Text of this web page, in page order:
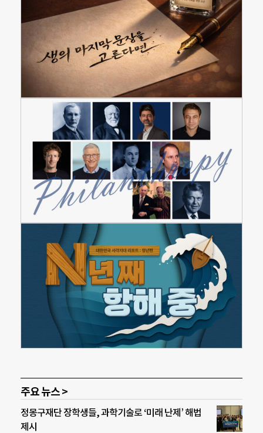
주요 뉴스 >
정몽구재단 장학생들, 과학기술로 ‘미래 난제’ 해법
제시